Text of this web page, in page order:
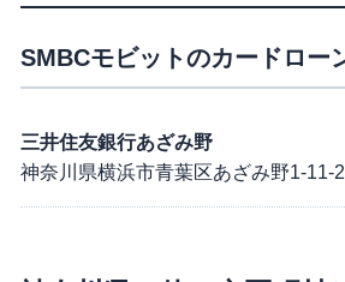
SMBCモビットのカードロー
三井住友銀行あざみ野
神奈川県横浜市青葉区あざみ野1-11-2